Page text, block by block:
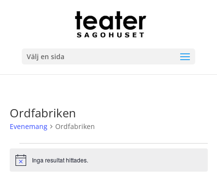
Välj en sida
Ordfabriken
Evenemang Ordfabriken
Evenemang
Notis Inga resultat hittades.